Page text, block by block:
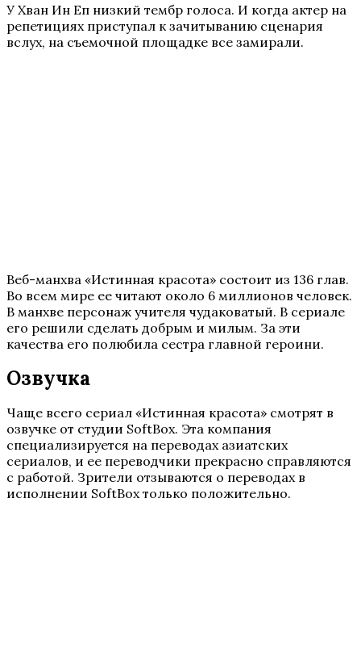
У Хван Ин Еп низкий тембр голоса. И когда актер на
репетициях приступал к зачитыванию сценария
вслух, на съемочной площадке все замирали.
Веб-манхва «Истинная красота» состоит из 136 глав.
Во всем мире ее читают около 6 миллионов человек.
В манхве персонаж учителя чудаковатый. В сериале
его решили сделать добрым и милым. За эти
качества его полюбила сестра главной героини.
Озвучка
Чаще всего сериал «Истинная красота» смотрят в
озвучке от студии SoftBox. Эта компания
специализируется на переводах азиатских
сериалов, и ее переводчики прекрасно справляются
с работой. Зрители отзываются о переводах в
исполнении SoftBox только положительно.